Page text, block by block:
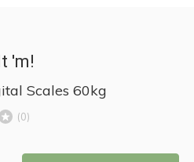
'm!
Scales 60kg
(0)